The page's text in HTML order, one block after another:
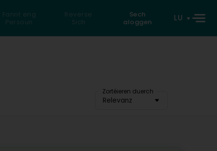
Fannt eng
Persoun
Reverse
Sich
Sech
aloggen
LU
Zortéieren duerch
Relevanz